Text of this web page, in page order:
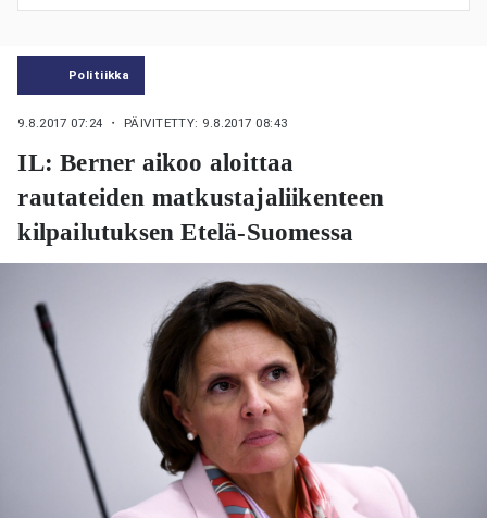
Politiikka
9.8.2017 07:24 ・ PÄIVITETTY: 9.8.2017 08:43
IL: Berner aikoo aloittaa
rautateiden matkustajaliikenteen
kilpailutuksen Etelä-Suomessa